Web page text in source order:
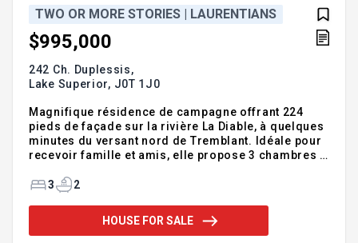
TWO OR MORE STORIES | LAURENTIANS
$995,000
242 Ch. Duplessis,
Lake Superior, J0T 1J0
Magnifique résidence de campagne offrant 224
pieds de façade sur la rivière La Diable, à quelques
minutes du versant nord de Tremblant. Idéale pour
recevoir famille et amis, elle propose 3 chambres à
de vie conviviale, lumière abondante et vues
environnement paisible et enchanteur, parfait pour
profiter de la nature en toute saison.
3 2
HOUSE FOR SALE